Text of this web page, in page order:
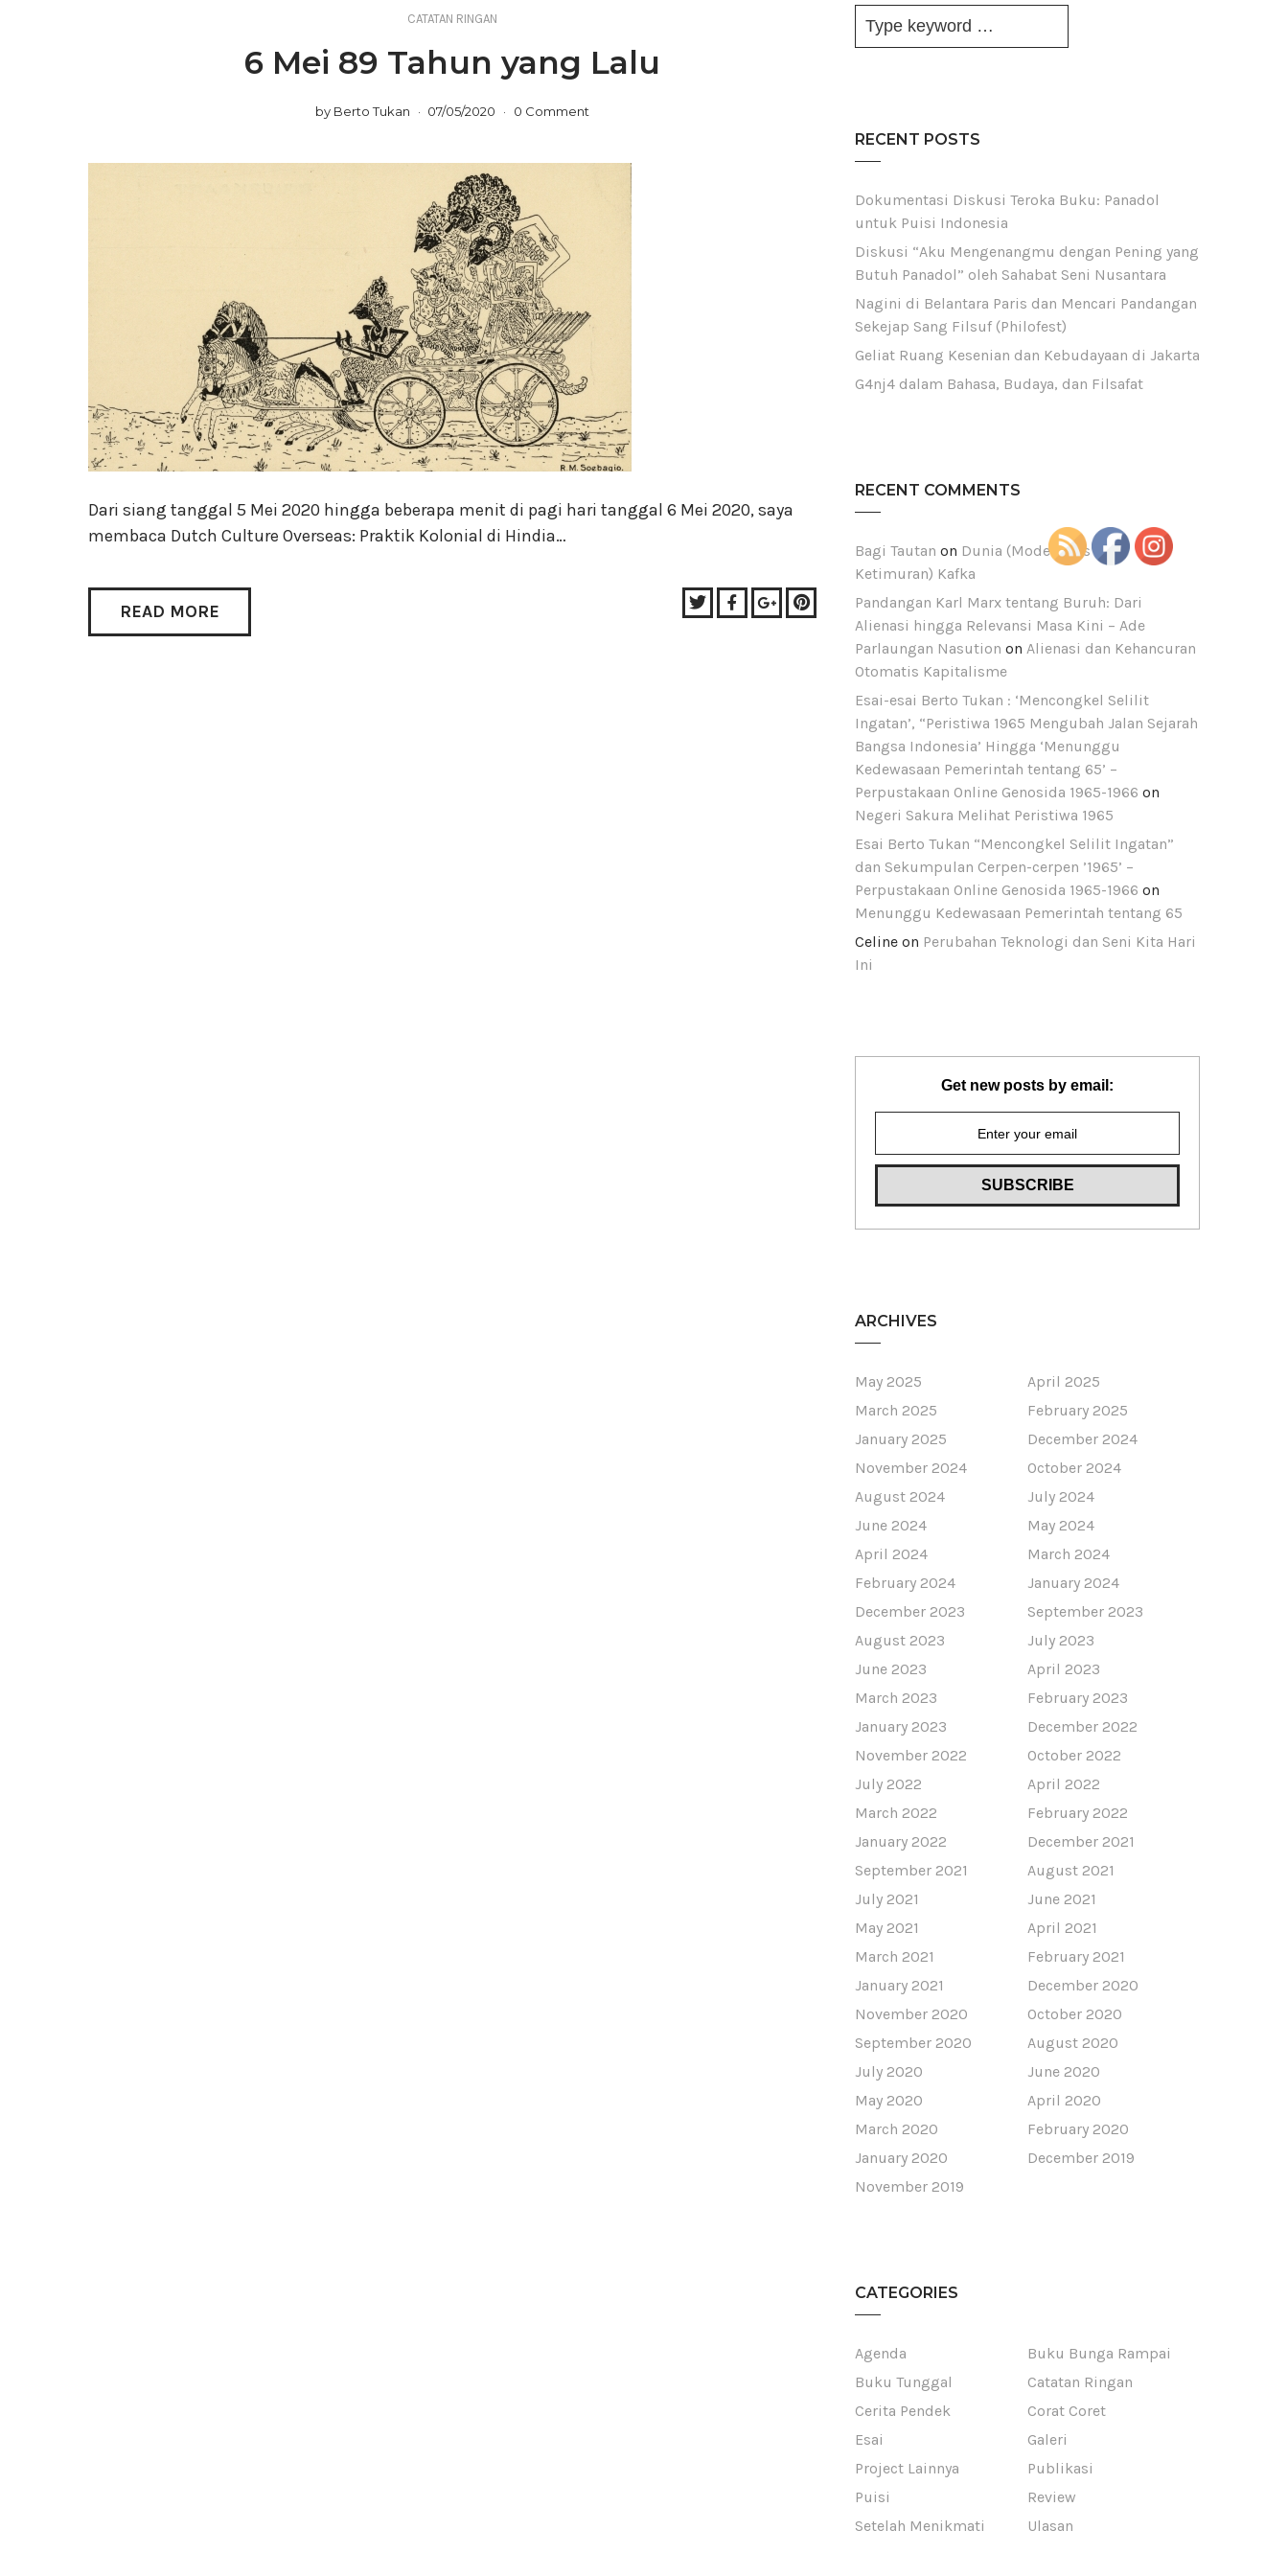
CATATAN RINGAN
6 Mei 89 Tahun yang Lalu
by Berto Tukan 07/05/2020 0 Comment
Dari siang tanggal 5 Mei 2020 hingga beberapa menit di pagi hari tanggal 6 Mei 2020, saya
membaca Dutch Culture Overseas: Praktik Kolonial di Hindia…
READ MORE TwitterFacebookGoogle+Pinterest
RECENT POSTS
Dokumentasi Diskusi Teroka Buku: Panadol
untuk Puisi Indonesia
Diskusi “Aku Mengenangmu dengan Pening yang
Butuh Panadol” oleh Sahabat Seni Nusantara
Nagini di Belantara Paris dan Mencari Pandangan
Sekejap Sang Filsuf (Philofest)
Geliat Ruang Kesenian dan Kebudayaan di Jakarta
G4nj4 dalam Bahasa, Budaya, dan Filsafat
RECENT COMMENTS
Bagi Tautan on Dunia (Modernitas dan
Ketimuran) Kafka
Pandangan Karl Marx tentang Buruh: Dari
Alienasi hingga Relevansi Masa Kini – Ade
Parlaungan Nasution on Alienasi dan Kehancuran
Otomatis Kapitalisme
Esai-esai Berto Tukan : ‘Mencongkel Selilit
Ingatan’, “Peristiwa 1965 Mengubah Jalan Sejarah
Bangsa Indonesia’ Hingga ‘Menunggu
Kedewasaan Pemerintah tentang 65’ –
Perpustakaan Online Genosida 1965-1966 on
Negeri Sakura Melihat Peristiwa 1965
Esai Berto Tukan “Mencongkel Selilit Ingatan”
dan Sekumpulan Cerpen-cerpen ’1965’ –
Perpustakaan Online Genosida 1965-1966 on
Menunggu Kedewasaan Pemerintah tentang 65
Celine on Perubahan Teknologi dan Seni Kita Hari
Ini
Get new posts by email:
ARCHIVES
May 2025
April 2025
March 2025
February 2025
January 2025
December 2024
November 2024
October 2024
August 2024
July 2024
June 2024
May 2024
April 2024
March 2024
February 2024
January 2024
December 2023
September 2023
August 2023
July 2023
June 2023
April 2023
March 2023
February 2023
January 2023
December 2022
November 2022
October 2022
July 2022
April 2022
March 2022
February 2022
January 2022
December 2021
September 2021
August 2021
July 2021
June 2021
May 2021
April 2021
March 2021
February 2021
January 2021
December 2020
November 2020
October 2020
September 2020
August 2020
July 2020
June 2020
May 2020
April 2020
March 2020
February 2020
January 2020
December 2019
November 2019
CATEGORIES
Agenda
Buku Bunga Rampai
Buku Tunggal
Catatan Ringan
Cerita Pendek
Corat Coret
Esai
Galeri
Project Lainnya
Publikasi
Puisi
Review
Setelah Menikmati
Ulasan